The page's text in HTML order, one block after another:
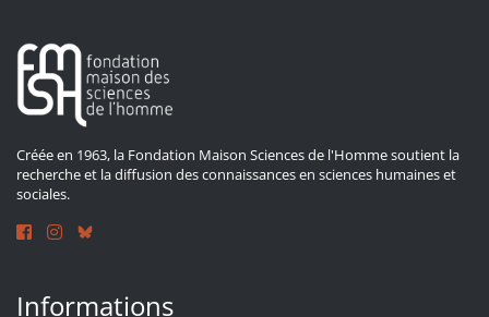
Créée en 1963, la Fondation Maison Sciences de l'Homme soutient la
recherche et la diffusion des connaissances en sciences humaines et
sociales.
Informations